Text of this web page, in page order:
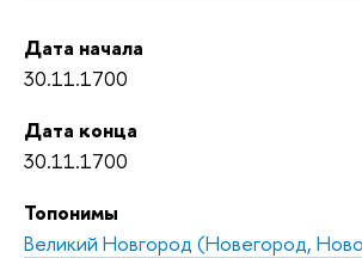
Дата начала
30.11.1700
Дата конца
30.11.1700
Топонимы
Великий Новгород (Новегород,